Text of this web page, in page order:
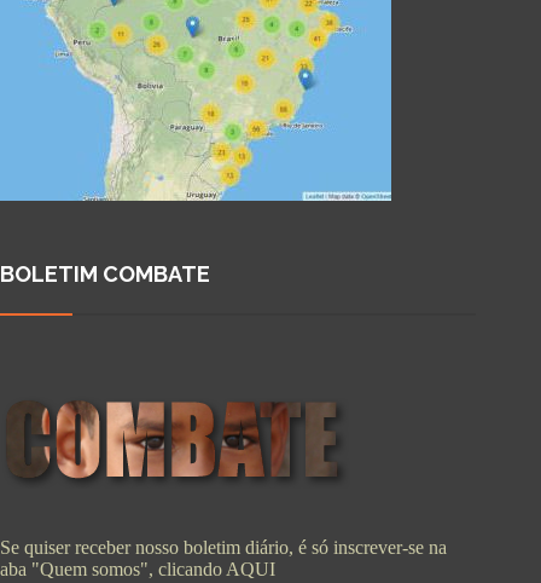
BOLETIM COMBATE
Se quiser receber nosso boletim diário, é só inscrever-se na
aba "Quem somos", clicando AQUI